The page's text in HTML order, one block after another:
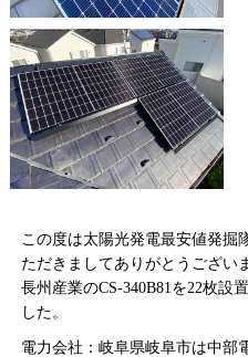
この度は太陽光発電最安値発掘
ただきましてありがとうござい
長州産業のCS-340B81を22枚設
した。
電力会社：岐阜県岐阜市は中部